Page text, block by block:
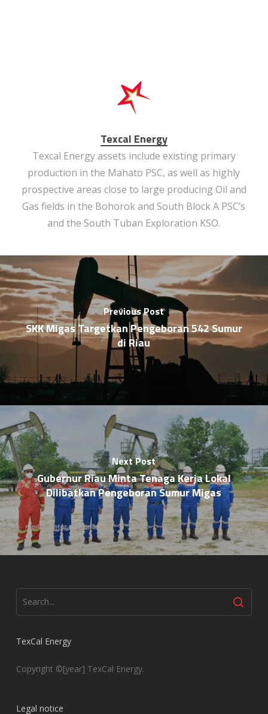
Texcal Energy
Texcal Energy assets include existing primary
production in the Mahato PSC, as well as highly
prospective areas close to large producing Oil and
Gas fields in the Bohorok and South Block A PSC’s
and the South Tuban Exploration KSO.
Previous Post
SKK Migas Targetkan Pengeboran 542 Sumur
di Riau
Next Post
Gubernur Riau Minta Tenaga Kerja Lokal
Dilibatkan Pengeboran Sumur Migas
TexCal Energy
Copyright ©[year] TexCal Energy.
Legal notice